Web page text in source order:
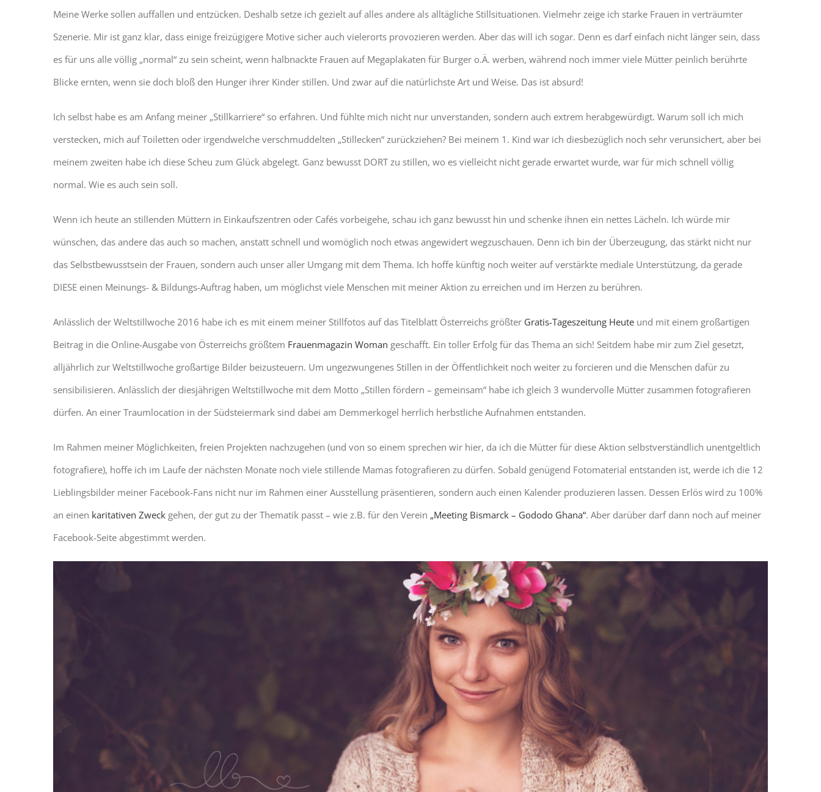
Meine Werke sollen auffallen und entzücken. Deshalb setze ich gezielt auf alles andere als alltägliche Stillsituationen. Vielmehr zeige ich starke Frauen in verträumter
Szenerie. Mir ist ganz klar, dass einige freizügigere Motive sicher auch vielerorts provozieren werden. Aber das will ich sogar. Denn es darf einfach nicht länger sein, dass
es für uns alle völlig „normal“ zu sein scheint, wenn halbnackte Frauen auf Megaplakaten für Burger o.Ä. werben, während noch immer viele Mütter peinlich berührte
Blicke ernten, wenn sie doch bloß den Hunger ihrer Kinder stillen. Und zwar auf die natürlichste Art und Weise. Das ist absurd!
Ich selbst habe es am Anfang meiner „Stillkarriere“ so erfahren. Und fühlte mich nicht nur unverstanden, sondern auch extrem herabgewürdigt. Warum soll ich mich
verstecken, mich auf Toiletten oder irgendwelche verschmuddelten „Stillecken“ zurückziehen? Bei meinem 1. Kind war ich diesbezüglich noch sehr verunsichert, aber bei
meinem zweiten habe ich diese Scheu zum Glück abgelegt. Ganz bewusst DORT zu stillen, wo es vielleicht nicht gerade erwartet wurde, war für mich schnell völlig
normal. Wie es auch sein soll.
Wenn ich heute an stillenden Müttern in Einkaufszentren oder Cafés vorbeigehe, schau ich ganz bewusst hin und schenke ihnen ein nettes Lächeln. Ich würde mir
wünschen, das andere das auch so machen, anstatt schnell und womöglich noch etwas angewidert wegzuschauen. Denn ich bin der Überzeugung, das stärkt nicht nur
das Selbstbewusstsein der Frauen, sondern auch unser aller Umgang mit dem Thema. Ich hoffe künftig noch weiter auf verstärkte mediale Unterstützung, da gerade
DIESE einen Meinungs- & Bildungs-Auftrag haben, um möglichst viele Menschen mit meiner Aktion zu erreichen und im Herzen zu berühren.
Anlässlich der Weltstillwoche 2016 habe ich es mit einem meiner Stillfotos auf das Titelblatt Österreichs größter Gratis-Tageszeitung Heute und mit einem großartigen
Beitrag in die Online-Ausgabe von Österreichs größtem Frauenmagazin Woman geschafft. Ein toller Erfolg für das Thema an sich! Seitdem habe mir zum Ziel gesetzt,
alljährlich zur Weltstillwoche großartige Bilder beizusteuern. Um ungezwungenes Stillen in der Öffentlichkeit noch weiter zu forcieren und die Menschen dafür zu
sensibilisieren. Anlässlich der diesjährigen Weltstillwoche mit dem Motto „Stillen fördern – gemeinsam“ habe ich gleich 3 wundervolle Mütter zusammen fotografieren
dürfen. An einer Traumlocation in der Südsteiermark sind dabei am Demmerkogel herrlich herbstliche Aufnahmen entstanden.
Im Rahmen meiner Möglichkeiten, freien Projekten nachzugehen (und von so einem sprechen wir hier, da ich die Mütter für diese Aktion selbstverständlich unentgeltlich
fotografiere), hoffe ich im Laufe der nächsten Monate noch viele stillende Mamas fotografieren zu dürfen. Sobald genügend Fotomaterial entstanden ist, werde ich die 12
Lieblingsbilder meiner Facebook-Fans nicht nur im Rahmen einer Ausstellung präsentieren, sondern auch einen Kalender produzieren lassen. Dessen Erlös wird zu 100%
an einen karitativen Zweck gehen, der gut zu der Thematik passt – wie z.B. für den Verein „Meeting Bismarck – Gododo Ghana“. Aber darüber darf dann noch auf meiner
Facebook-Seite abgestimmt werden.